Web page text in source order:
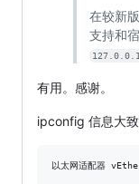
在较新
支持和
有用。感谢。
ipconfig 信息大
以太网适配器